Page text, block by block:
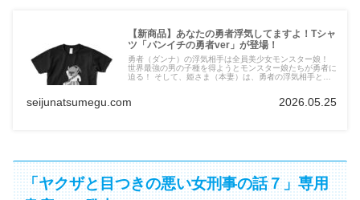
【新商品】あなたの勇者浮気してますよ！Tシャ
ツ「パンイチの勇者ver」が登場！
勇者（ダンナ）の浮気相手は全員美少女モンスター娘！
世界最強の男の子種を得ようとモンスター娘たちが勇者に
迫る！ そして、姫さま（本妻）は、勇者の浮気相手と毎
seijunatsumegu.com 2026.05.25
「ヤクザと目つきの悪い女刑事の話７」専用